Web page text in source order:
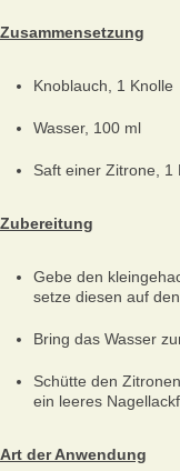
Zusammensetzung
Knoblauch, 1 Knolle
Wasser, 100 ml
Saft einer Zitrone, 1
Zubereitung
Gebe den
setze diesen auf den
Bring das Wasser
Schütte den
ein leeres
Art der Anwendung